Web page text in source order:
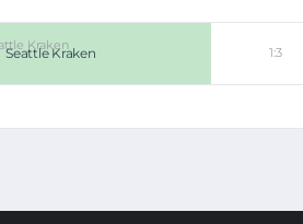
Seattle Kraken 1:3